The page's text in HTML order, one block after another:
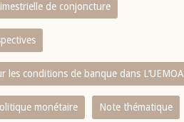
de conjoncture
les conditions de banque dans L‘UEMOA
monétaire Note thématique